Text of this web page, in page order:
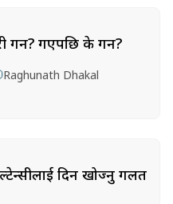
गर्ने? गएपछि के गर्ने?
Raghunath Dhakal
दिन खोज्नु गलत